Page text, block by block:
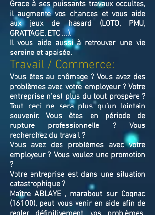
Grace à ses puissants travaux occultes,
il augmente vos chances et vous aide
aux jeux de hasard (LOTO, PMU,
GRATTAGE, ETC ...).
Il vous aide aussi à retrouver une vie
sereine et apaisée.
Travail / Commerce:
Vous êtes au chômage ? Vous avez des
problèmes avec votre employeur ? Votre
entreprise n’est plus du tout prospère ?
Tout ceci ne sera plus qu’un lointain
souvenir. Vous êtes en période de
rupture professionnelle ? Vous
recherchez du travail ?
Vous avez des problèmes avec votre
employeur ? Vous voulez une promotion
?
Votre entreprise est dans une situation
catastrophique ?
Maître ABLAYE , marabout sur Cognac
(16100), peut vous venir en aide afin de